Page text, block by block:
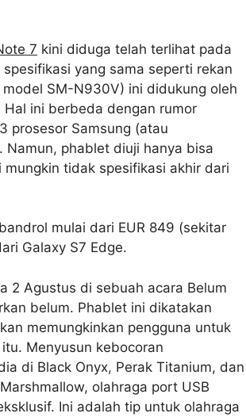
7 kini diduga telah terlihat pada
yang sama seperti rekan
SM-N930V) ini didukung oleh
Hal ini berbeda dengan rumor
prosesor Samsung (atau
Namun, phablet diuji hanya bisa
tidak spesifikasi akhir dari
mulai dari EUR 849 (sekitar
Galaxy S7 Edge.
2 Agustus di sebuah acara Belum
belum. Phablet ini dikatakan
memungkinkan pengguna untuk
Menyusun kebocoran
di Black Onyx, Perak Titanium, dan
olahraga port USB
Ini adalah tip untuk olahraga